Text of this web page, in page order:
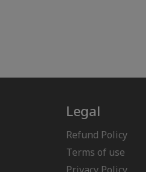
Legal
Refund Policy
Terms of use